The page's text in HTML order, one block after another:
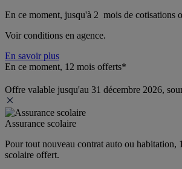
En ce moment, jusqu'à 2  mois de cotisations
Voir conditions en agence.
En savoir plus
En ce moment, 12 mois offerts*
Offre valable jusqu'au 31 décembre 2026,
Assurance scolaire
Pour tout nouveau contrat auto ou habitation,
scolaire offert.